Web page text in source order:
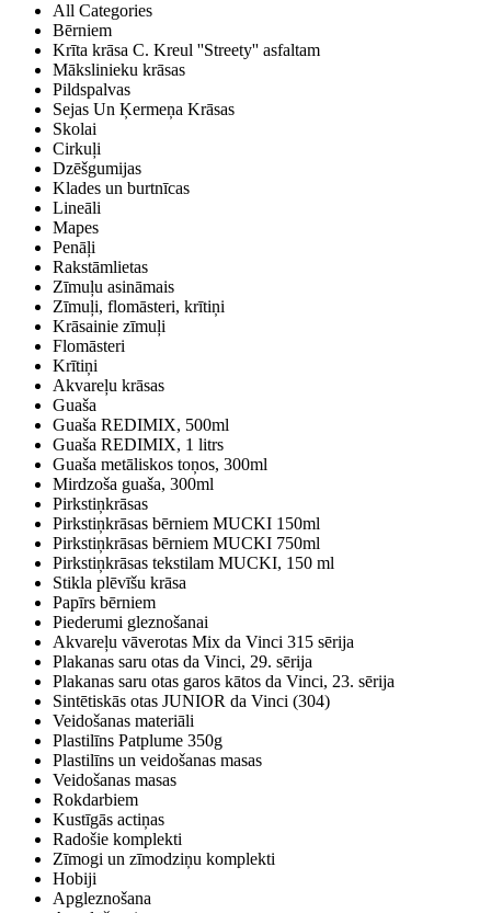
All Categories
Bērniem
Krīta krāsa C. Kreul ''Streety'' asfaltam
Mākslinieku krāsas
Pildspalvas
Sejas Un Ķermeņa Krāsas
Skolai
Cirkuļi
Dzēšgumijas
Klades un burtnīcas
Lineāli
Mapes
Penāļi
Rakstāmlietas
Zīmuļu asināmais
Zīmuļi, flomāsteri, krītiņi
Krāsainie zīmuļi
Flomāsteri
Krītiņi
Akvareļu krāsas
Guaša
Guaša REDIMIX, 500ml
Guaša REDIMIX, 1 litrs
Guaša metāliskos toņos, 300ml
Mirdzoša guaša, 300ml
Pirkstiņkrāsas
Pirkstiņkrāsas bērniem MUCKI 150ml
Pirkstiņkrāsas bērniem MUCKI 750ml
Pirkstiņkrāsas tekstilam MUCKI, 150 ml
Stikla plēvīšu krāsa
Papīrs bērniem
Piederumi gleznošanai
Akvareļu vāverotas Mix da Vinci 315 sērija
Plakanas saru otas da Vinci, 29. sērija
Plakanas saru otas garos kātos da Vinci, 23. sērija
Sintētiskās otas JUNIOR da Vinci (304)
Veidošanas materiāli
Plastilīns Patplume 350g
Plastilīns un veidošanas masas
Veidošanas masas
Rokdarbiem
Kustīgās actiņas
Radošie komplekti
Zīmogi un zīmodziņu komplekti
Hobiji
Apgleznošana